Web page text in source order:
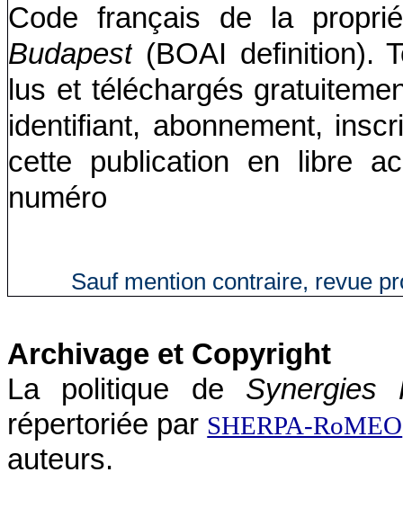
Code français de la
Budapest (BOAI definition).
lus et téléchargés
identifiant, abonnement,
cette publication en libre
numéro
Sauf mention contraire, revue
Archivage et Copyright
La politique de Synergies
répertoriée par SHERPA-RoMEO
auteurs.